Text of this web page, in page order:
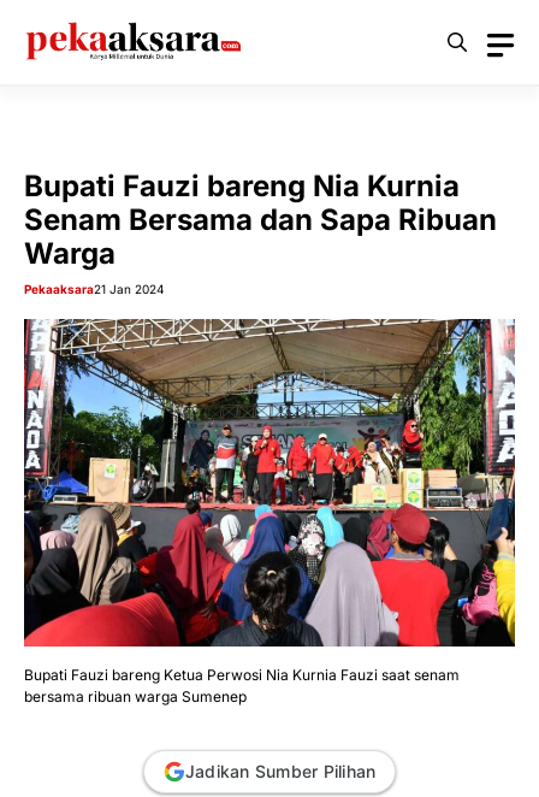
Bupati Fauzi bareng Nia Kurnia
Senam Bersama dan Sapa Ribuan
Warga
Pekaaksara21 Jan 2024
Bupati Fauzi bareng Ketua Perwosi Nia Kurnia Fauzi saat senam
bersama ribuan warga Sumenep
Jadikan Sumber Pilihan